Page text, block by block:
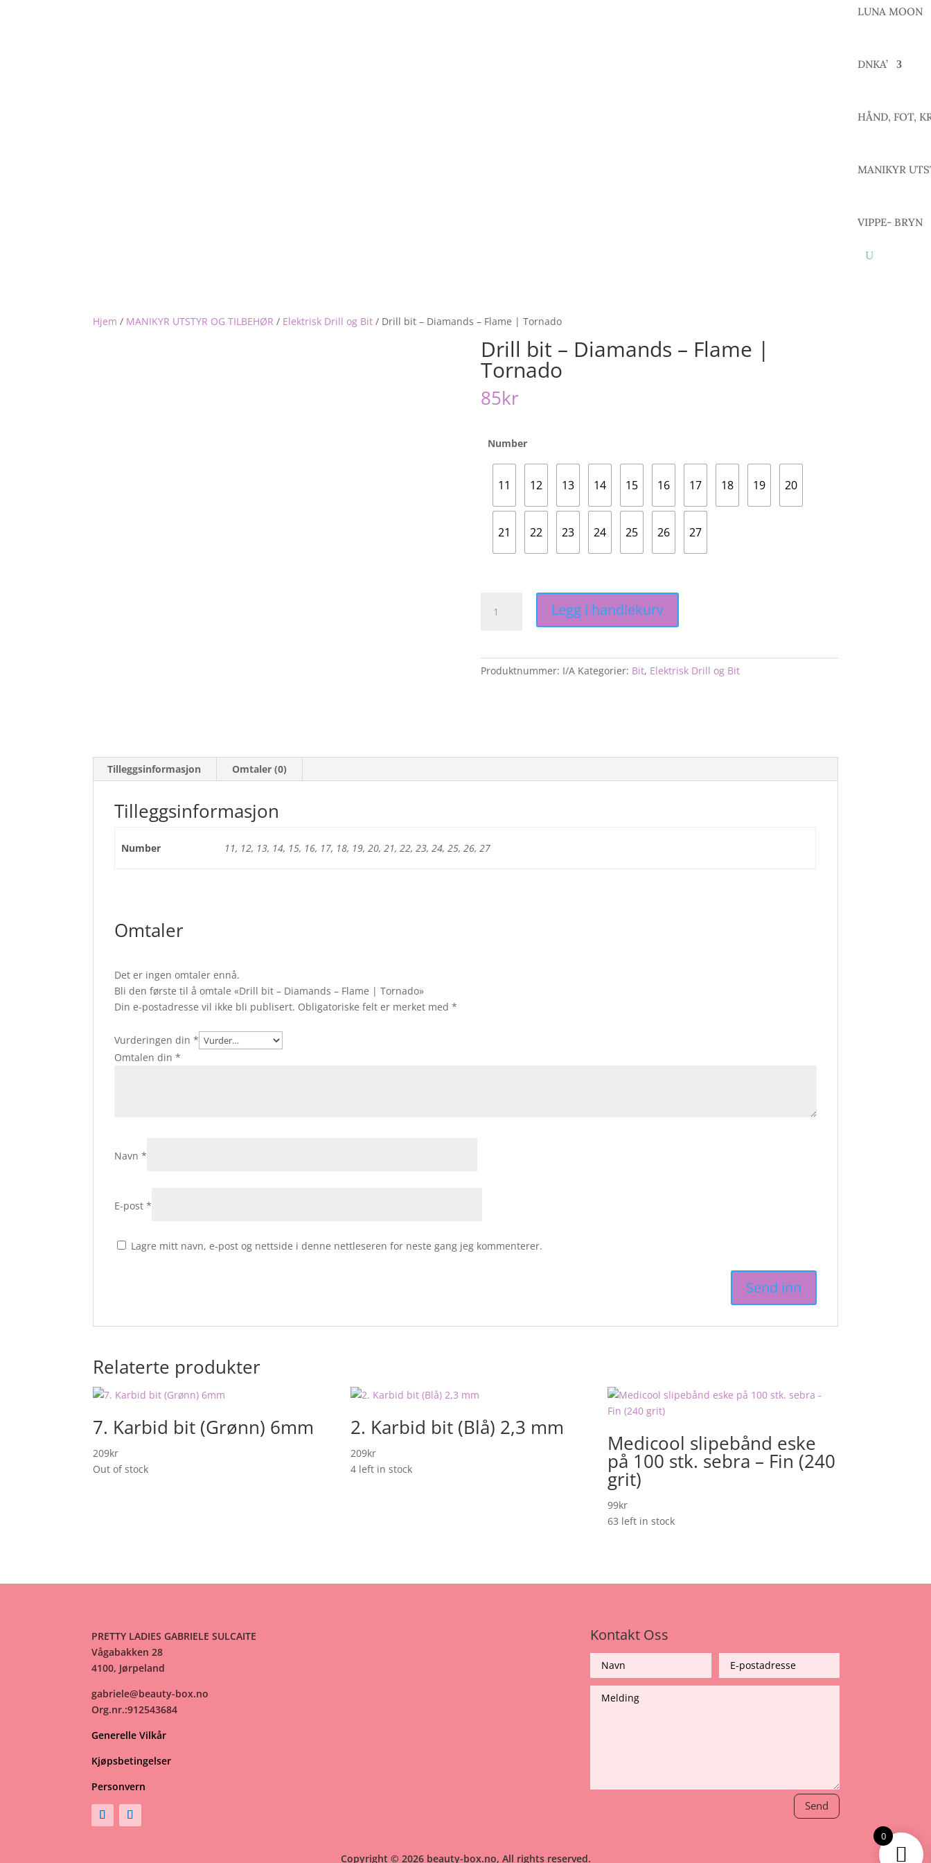
LUNA MOON
DNKA’
HÅND, FOT,
MANIKYR
VIPPE- BRYN
Hjem / MANIKYR UTSTYR OG TILBEHØR / Elektrisk Drill og Bit / Drill bit – Diamands – Flame | Tornado
Drill bit – Diamands – Flame |
Tornado
85kr
Number
11 12 13 14 15 16 17 18 19 20
21 22 23 24 25 26 27
Legg i handlekurv
Produktnummer: I/A Kategorier: Bit, Elektrisk Drill og Bit
Tilleggsinformasjon Omtaler (0)
Tilleggsinformasjon
Number 11, 12, 13, 14, 15, 16, 17, 18, 19, 20, 21, 22, 23, 24, 25, 26, 27
Omtaler
Det er ingen omtaler ennå.
Bli den første til å omtale «Drill bit – Diamands – Flame | Tornado»
Din e-postadresse vil ikke bli publisert. Obligatoriske felt er merket med*
Vurderingen din*
Omtalen din*
Navn*
E-post*
Lagre mitt navn, e-post og nettside i denne nettleseren for neste gang jeg kommenterer.
Relaterte produkter
7. Karbid bit (Grønn) 6mm
209kr
Out of stock
2. Karbid bit (Blå) 2,3 mm
209kr
4 left in stock
Medicool slipebånd eske
på 100 stk. sebra – Fin (240
grit)
99kr
63 left in stock
PRETTY LADIES GABRIELE SULCAITE
Vågabakken 28
4100, Jørpeland
gabriele@beauty-box.no
Org.nr.:912543684
Generelle Vilkår
Kjøpsbetingelser
Personvern
Kontakt Oss
Send
Copyright © 2026 beauty-box.no, All rights reserved.
0